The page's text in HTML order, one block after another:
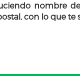
nombre
con lo que te